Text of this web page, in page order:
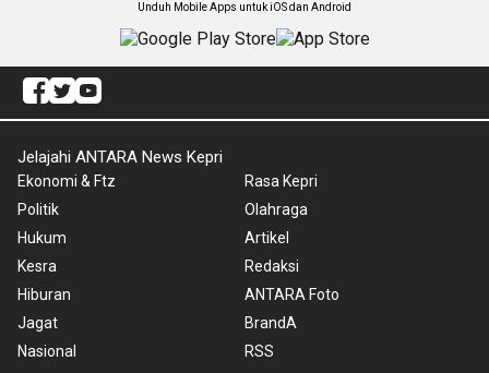
Unduh Mobile Apps untuk iOS dan Android
Jelajahi ANTARA News Kepri
Ekonomi & Ftz
Politik
Hukum
Kesra
Hiburan
Jagat
Nasional
Rasa Kepri
Olahraga
Artikel
Redaksi
ANTARA Foto
BrandA
RSS